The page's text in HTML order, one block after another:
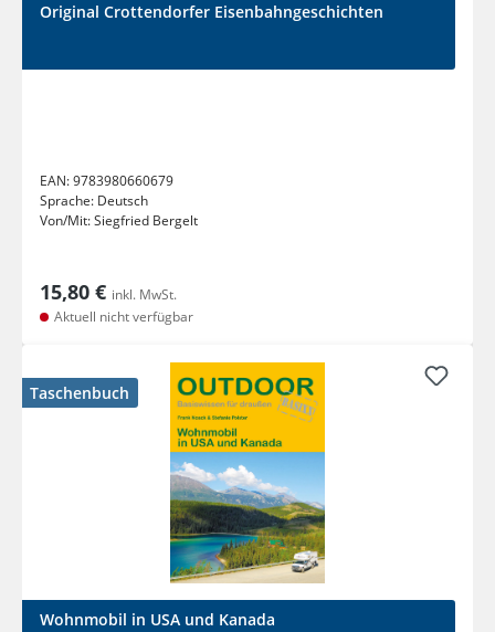
Original Crottendorfer Eisenbahngeschichten
EAN:9783980660679
Sprache: Deutsch
Von/Mit:Siegfried Bergelt
15,80 € inkl. MwSt.
Aktuell nicht verfügbar
Taschenbuch
Wohnmobil in USA und Kanada